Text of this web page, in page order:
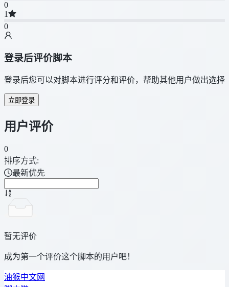
0
1
0
登录后评价脚本
登录后您可以对脚本进行评分和评价，帮助其他用户做出选择
立即登录
用户评价
0
排序方式:
最新优先
暂无评价
成为第一个评价这个脚本的用户吧！
油猴中文网